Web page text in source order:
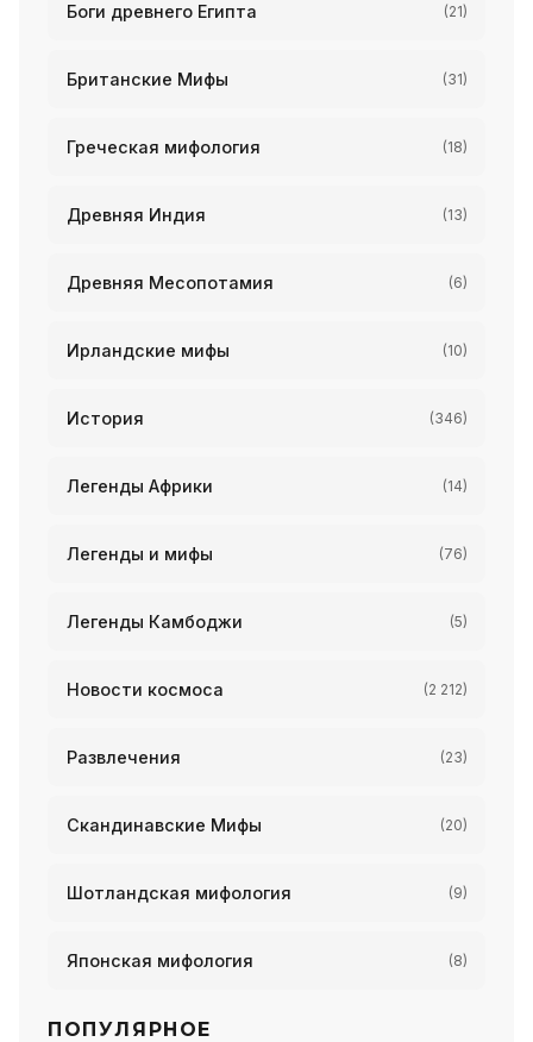
Боги древнего Египта (21)
Британские Мифы (31)
Греческая мифология (18)
Древняя Индия (13)
Древняя Месопотамия (6)
Ирландские мифы (10)
История (346)
Легенды Африки (14)
Легенды и мифы (76)
Легенды Камбоджи (5)
Новости космоса (2 212)
Развлечения (23)
Скандинавские Мифы (20)
Шотландская мифология (9)
Японская мифология (8)
ПОПУЛЯРНОЕ